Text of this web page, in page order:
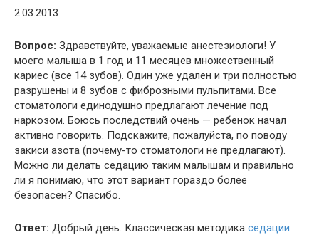
2.03.2013
Вопрос: Здравствуйте, уважаемые анестезиологи! У
моего малыша в 1 год и 11 месяцев множественный
кариес (все 14 зубов). Один уже удален и три полностью
разрушены и 8 зубов с фиброзными пульпитами. Все
стоматологи единодушно предлагают лечение под
наркозом. Боюсь последствий очень — ребенок начал
активно говорить. Подскажите, пожалуйста, по поводу
закиси азота (почему-то стоматологи не предлагают).
Можно ли делать седацию таким малышам и правильно
ли я понимаю, что этот вариант гораздо более
безопасен? Спасибо.
Ответ: Добрый день. Классическая методика седации